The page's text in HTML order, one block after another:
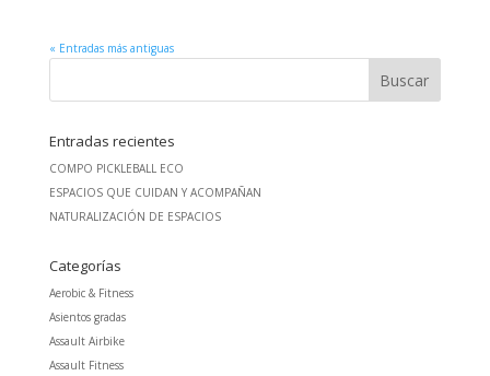
« Entradas más antiguas
Entradas recientes
COMPO PICKLEBALL ECO
ESPACIOS QUE CUIDAN Y ACOMPAÑAN
NATURALIZACIÓN DE ESPACIOS
Categorías
Aerobic & Fitness
Asientos gradas
Assault Airbike
Assault Fitness